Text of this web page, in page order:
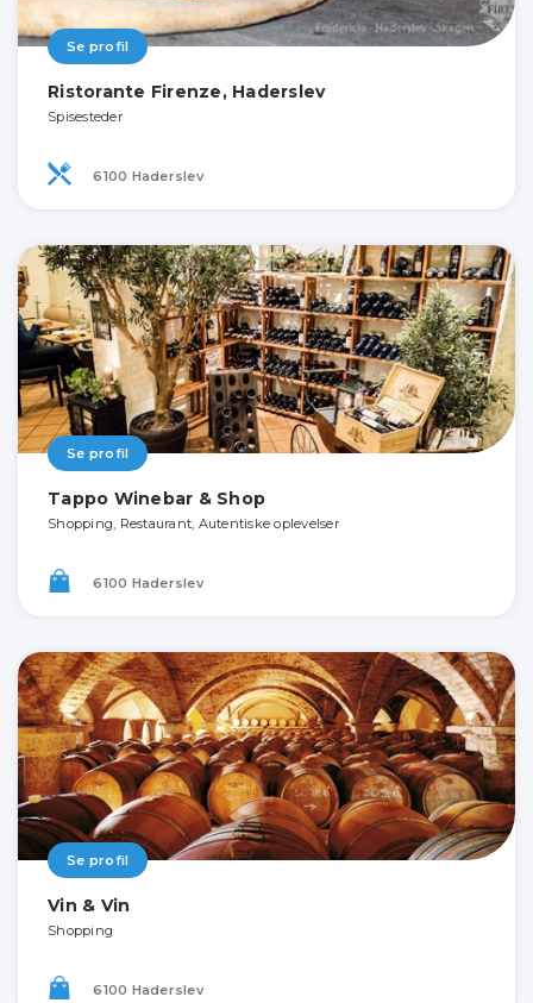
Se profil
Ristorante Firenze, Haderslev
Spisesteder
6100 Haderslev
Se profil
Tappo Winebar & Shop
Shopping, Restaurant, Autentiske oplevelser
6100 Haderslev
Se profil
Vin & Vin
Shopping
6100 Haderslev